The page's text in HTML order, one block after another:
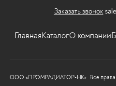
ГлавнаяКаталогО компании
Заказать звонок
ООО «ПРОМРАДИАТОР-НК». Все права